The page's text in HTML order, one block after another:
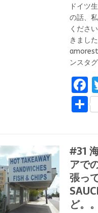
ドイツ
の話、
くださ
きまし
ンスタ
F
a
o
o
k
S
e
#31
アで
張っ
ど。